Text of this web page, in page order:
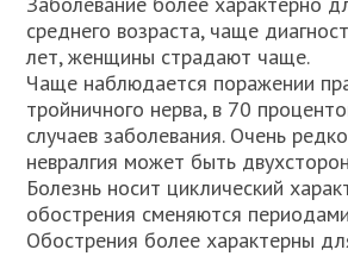
среднего возраста, чаще
лет, женщины страдают чаще.
Чаще наблюдается поражении
тройничного нерва, в 70
случаев заболевания. Очень
невралгия может быть
Болезнь носит циклический
обострения сменяются
Обострения более характерны